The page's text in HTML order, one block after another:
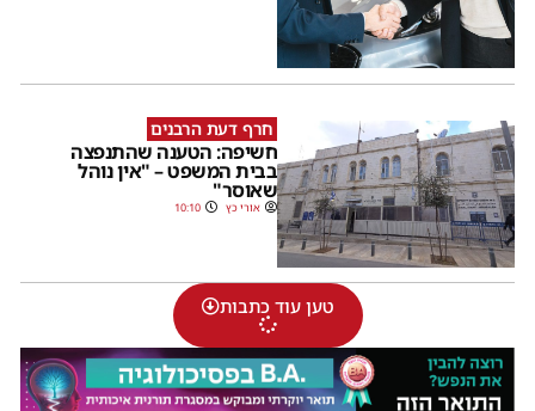
חרף דעת הרבנים
חשיפה: הטענה שהתנפצה
בבית המשפט – "אין נוהל
שאוסר"
אורי כץ 10:10
טען עוד כתבות